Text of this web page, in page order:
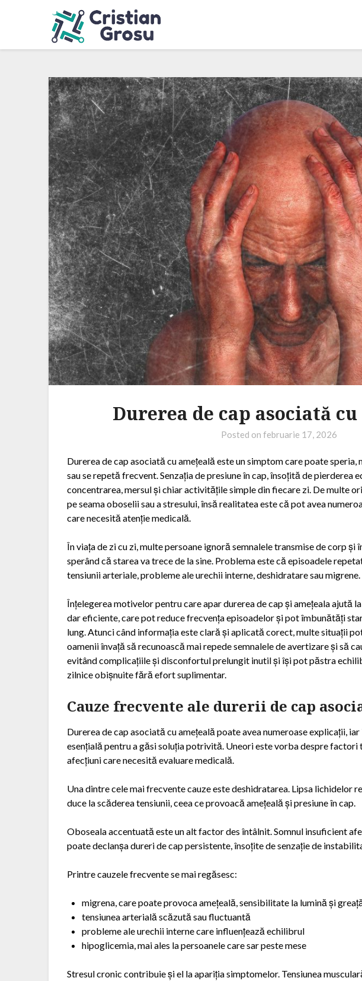
Durerea de cap asociată
Posted onfebruarie 17, 2026
Durerea de cap asociată cu amețeală este un simptom care poate speria,
sau se repetă frecvent. Senzația de presiune în cap, însoțită de pierderea
concentrarea, mersul și chiar activitățile simple din fiecare zi. De multe
pe seama oboselii sau a stresului, însă realitatea este că pot avea
care necesită atenție medicală.
În viața de zi cu zi, multe persoane ignoră semnalele transmise de corp și
sperând că starea va trece de la sine. Problema este că episoadele
tensiunii arteriale, probleme ale urechii interne, deshidratare sau migrene.
Înțelegerea motivelor pentru care apar durerea de cap și amețeala ajută
dar eficiente, care pot reduce frecvența episoadelor și pot îmbunătăți
lung. Atunci când informația este clară și aplicată corect, multe situații
oamenii învață să recunoască mai repede semnalele de avertizare și să
evitând complicațiile și disconfortul prelungit inutil și își pot păstra
zilnice obișnuite fără efort suplimentar.
Cauze frecvente ale durerii de cap
Durerea de cap asociată cu amețeală poate avea numeroase explicații,
esențială pentru a găsi soluția potrivită. Uneori este vorba despre
afecțiuni care necesită evaluare medicală.
Una dintre cele mai frecvente cauze este deshidratarea. Lipsa lichidelor
duce la scăderea tensiunii, ceea ce provoacă amețeală și presiune în cap.
Oboseala accentuată este un alt factor des întâlnit. Somnul insuficient
poate declanșa dureri de cap persistente, însoțite de senzație de
Printre cauzele frecvente se mai regăsesc:
migrena, care poate provoca amețeală, sensibilitate la lumină și
tensiunea arterială scăzută sau fluctuantă
probleme ale urechii interne care influențează echilibrul
hipoglicemia, mai ales la persoanele care sar peste mese
Stresul cronic contribuie și el la apariția simptomelor. Tensiunea